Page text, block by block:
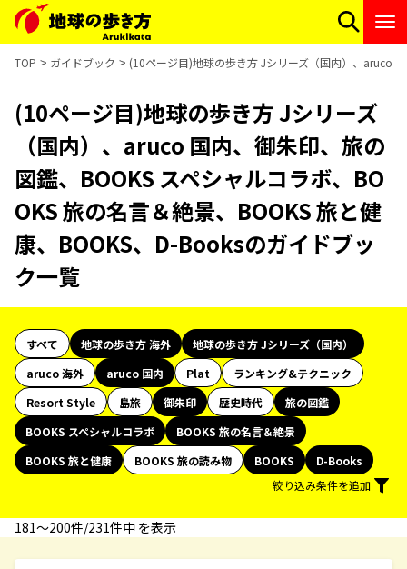
TOP ガイドブック (10ページ目)地球の歩き方 Jシリーズ（国内）、aruco
(10ページ目)地球の歩き方 Jシリーズ
（国内）、aruco 国内、御朱印、旅の
図鑑、BOOKS スペシャルコラボ、BO
OKS 旅の名言＆絶景、BOOKS 旅と健
康、BOOKS、D-Booksのガイドブッ
ク一覧
すべて 地球の歩き方 海外
地球の歩き方 Jシリーズ（国内）
aruco 海外
aruco 国内 Plat
ランキング&テクニック
Resort Style
島旅 御朱印 歴史時代
旅の図鑑
BOOKS スペシャルコラボ
BOOKS 旅の名言＆絶景
BOOKS 旅と健康
BOOKS 旅の読み物 BOOKS
D-Books
絞り込み条件を追加
181〜200件/231件中 を表示